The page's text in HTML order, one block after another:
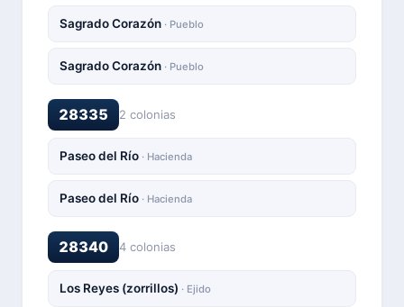
Sagrado Corazón · Pueblo
Sagrado Corazón · Pueblo
28335 2 colonias
Paseo del Río · Hacienda
Paseo del Río · Hacienda
28340 4 colonias
Los Reyes (zorrillos) · Ejido